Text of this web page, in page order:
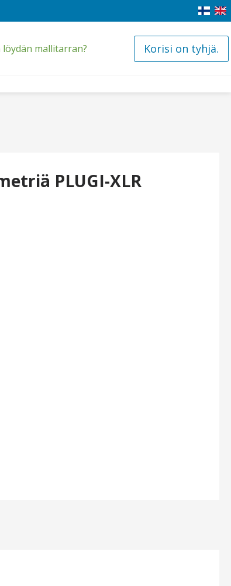
löydän mallitarran? Korisi on tyhjä.
PLUGI-XLR